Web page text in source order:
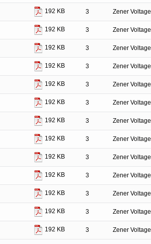
192 KB 3 Zener
192 KB 3 Zener
192 KB 3 Zener
192 KB 3 Zener
192 KB 3 Zener
192 KB 3 Zener
192 KB 3 Zener
192 KB 3 Zener
192 KB 3 Zener
192 KB 3 Zener
192 KB 3 Zener
192 KB 3 Zener
192 KB 3 Zener